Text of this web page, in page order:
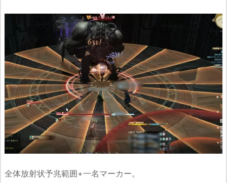
全体放射状予兆範囲+一名マーカー。